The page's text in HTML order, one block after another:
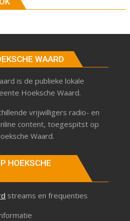
WAARD
is de publieke lokale
Hoeksche Waard.
vrijwilligers radio- en
content, toegespitst op
Waard.
HOEKSCHE
streams en frequenties